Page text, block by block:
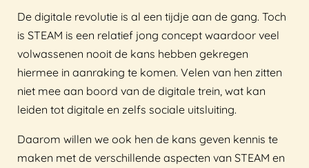
De digitale revolutie is al een tijdje aan de gang. Toch
is STEAM is een relatief jong concept waardoor veel
volwassenen nooit de kans hebben gekregen
hiermee in aanraking te komen. Velen van hen zitten
niet mee aan boord van de digitale trein, wat kan
leiden tot digitale en zelfs sociale uitsluiting.
Daarom willen we ook hen de kans geven kennis te
maken met de verschillende aspecten van STEAM en